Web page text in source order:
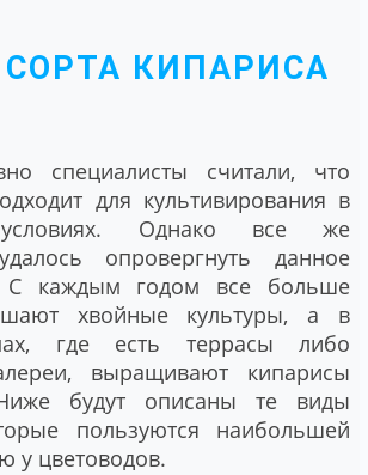
КИПАРИСА
специалисты считали, что
для культивирования в
Однако все же
опровергнуть данное
С каждым годом все больше
хвойные культуры, а в
где есть террасы либо
выращивают кипарисы
будут описаны те виды
пользуются наибольшей
у цветоводов.